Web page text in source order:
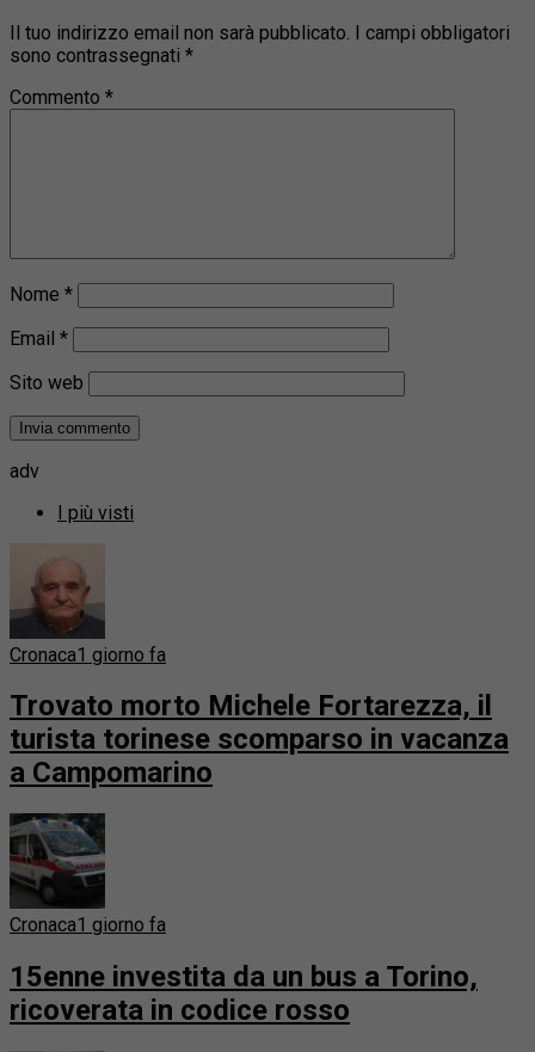
Il tuo indirizzo email non sarà pubblicato. I campi obbligatori
sono contrassegnati *
Commento *
Nome *
Email *
Sito web
adv
I più visti
Cronaca1 giorno fa
Trovato morto Michele Fortarezza, il
turista torinese scomparso in vacanza
a Campomarino
Cronaca1 giorno fa
15enne investita da un bus a Torino,
ricoverata in codice rosso